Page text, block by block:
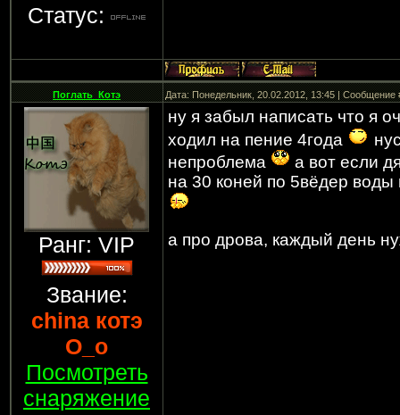
Статус:
Поглать_Котэ Дата: Понедельник, 20.02.2012, 13:45 | Сообщение
Ранг: VIP
Звание:
china котэ
О_о
Посмотреть
снаряжение
ну я забыл написать что я
ходил на пение 4года
непроблема
а вот если
на 30 коней по 5вёдер воды
а про дрова, каждый день